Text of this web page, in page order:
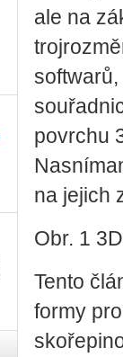
ale na
softwarů,
povrchu
na jejich
Obr. 1
Tento
formy